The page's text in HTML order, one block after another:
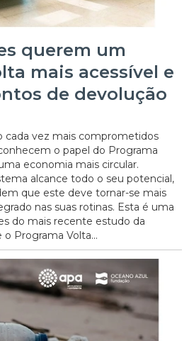
querem um
mais acessível e
de devolução
cada vez mais comprometidos
o papel do Programa
economia mais circular.
alcance todo o seu potencial,
que este deve tornar-se mais
nas suas rotinas. Esta é uma
do mais recente estudo da
Programa Volta...